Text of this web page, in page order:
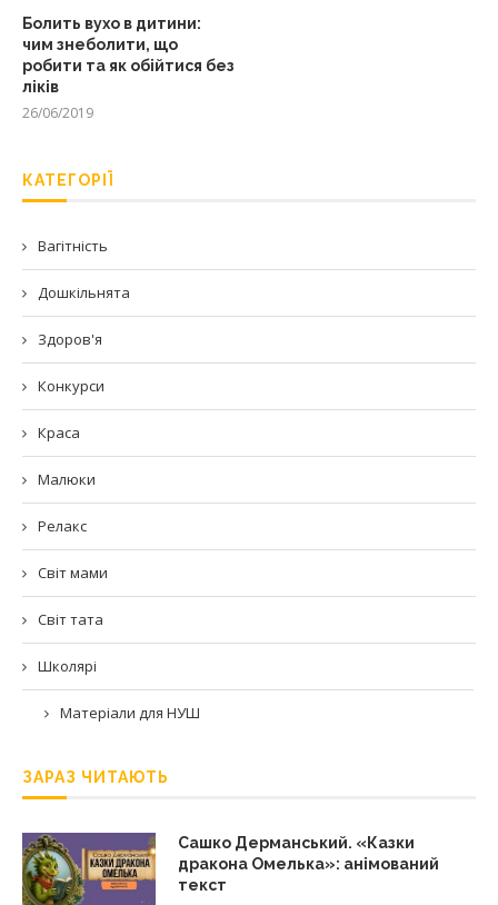
Болить вухо в дитини:
чим знеболити, що
робити та як обійтися без
ліків
26/06/2019
КАТЕГОРІЇ
Вагітність
Дошкільнята
Здоров'я
Конкурси
Краса
Малюки
Релакс
Світ мами
Світ тата
Школярі
Матеріали для НУШ
ЗАРАЗ ЧИТАЮТЬ
Сашко Дерманський. «Казки
дракона Омелька»: анімований
текст